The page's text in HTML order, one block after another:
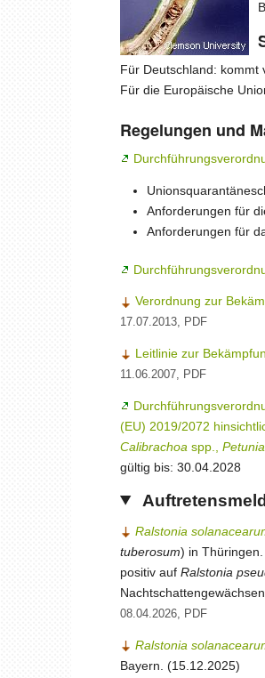
Für Deutschland: kommt
Für die Europäische
Regelungen und
Anforderungen für
Anforderungen für
Verordnung zur
17.07.2013, PDF
Leitlinie zur
11.06.2007, PDF
(EU) 2019/2072
Calibrachoa spp., Petunia
gültig bis: 30.04.2028
Ralstonia
tuberosum) in
positiv auf Ralstonia
08.04.2026, PDF
Ralstonia
Bayern. (15.12.2025)